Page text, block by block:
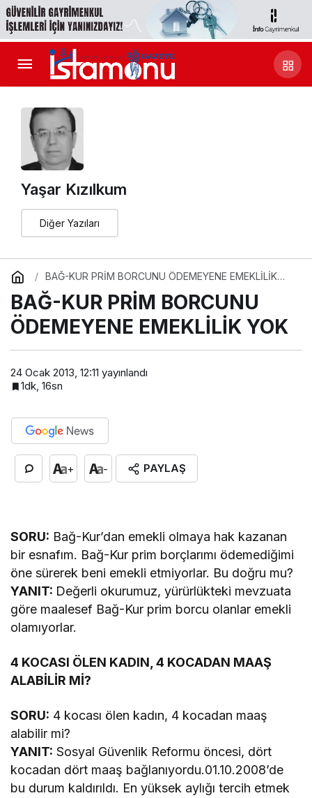
Yaşar Kızılkum
Diğer Yazıları
BAĞ-KUR PRİM BORCUNU ÖDEMEYENE EMEKLİLİK
YOK
BAĞ-KUR PRİM BORCUNU
ÖDEMEYENE EMEKLİLİK YOK
24 Ocak 2013, 12:11 yayınlandı
1dk, 16sn
+ - PAYLAŞ
SORU: Bağ-Kur’dan emekli olmaya hak kazanan
bir esnafım. Bağ-Kur prim borçlarımı ödemediğimi
öne sürerek beni emekli etmiyorlar. Bu doğru mu?
YANIT: Değerli okurumuz, yürürlükteki mevzuata
göre maalesef Bağ-Kur prim borcu olanlar emekli
olamıyorlar.
4 KOCASI ÖLEN KADIN, 4 KOCADAN MAAŞ
ALABİLİR Mİ?
SORU: 4 kocası ölen kadın, 4 kocadan maaş
alabilir mi?
YANIT: Sosyal Güvenlik Reformu öncesi, dört
kocadan dört maaş bağlanıyordu.01.10.2008’de
bu durum kaldırıldı. En yüksek aylığı tercih etmek